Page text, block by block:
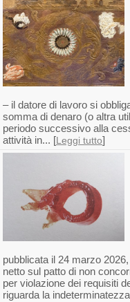
– il datore di lavoro si
somma di denaro (o altra
periodo successivo alla
attività in... [Leggi tutto]
pubblicata il 24 marzo
netto sul patto di non
per violazione dei requisiti
riguarda la